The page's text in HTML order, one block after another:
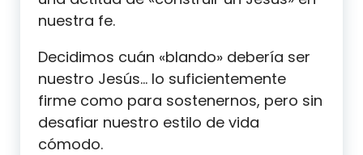
nuestra fe.
Decidimos cuán «blando» debería ser
nuestro Jesús… lo suficientemente
firme como para sostenernos, pero sin
desafiar nuestro estilo de vida
cómodo.